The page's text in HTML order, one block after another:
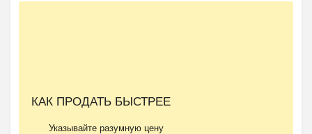
КАК ПРОДАТЬ БЫСТРЕЕ
Указывайте разумную цену